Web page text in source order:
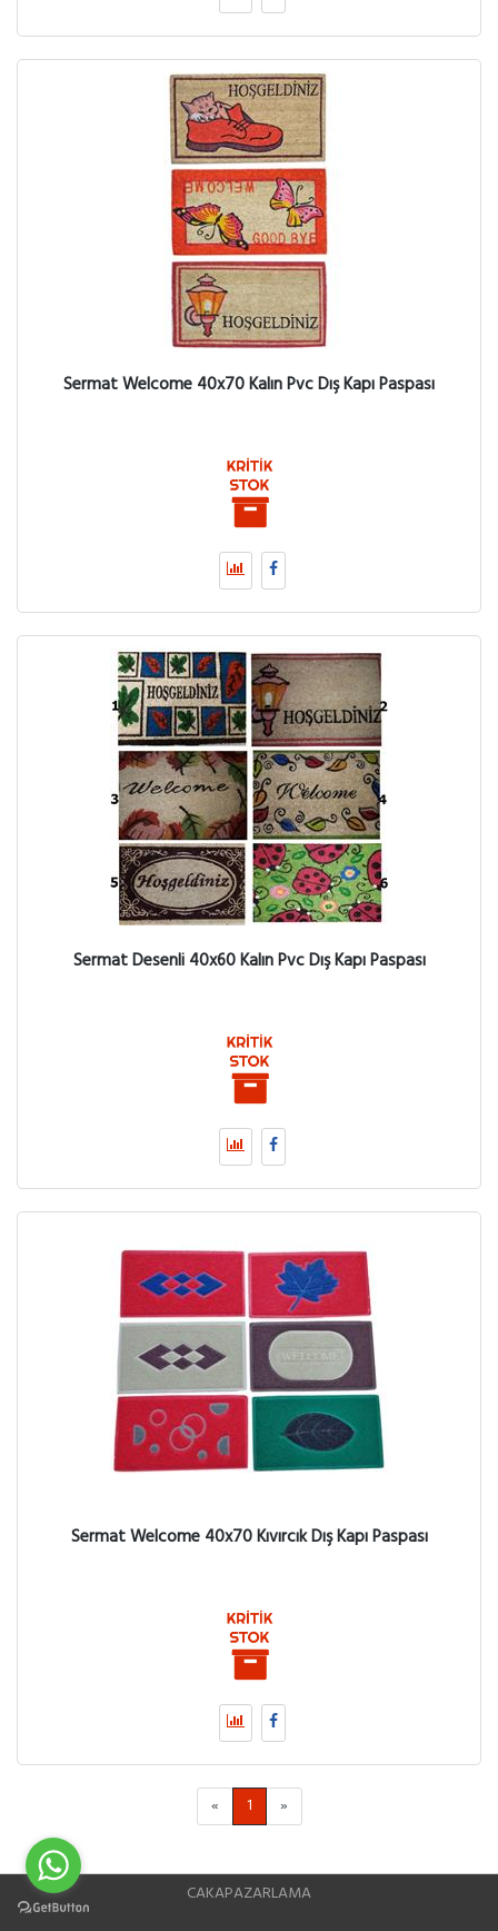
Sermat Welcome 40x70 Kalın Pvc Dış Kapı Paspası
Sermat Desenli 40x60 Kalın Pvc Dış Kapı Paspası
Sermat Welcome 40x70 Kıvırcık Dış Kapı Paspası
« 1 »
CAKAPAZARLAMA